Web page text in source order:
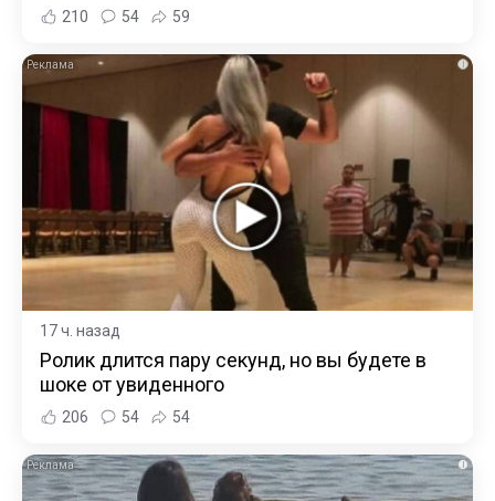
210 54 59
i
17 ч. назад
Ролик длится пару секунд, но вы будете в
шоке от увиденного
206 54 54
i